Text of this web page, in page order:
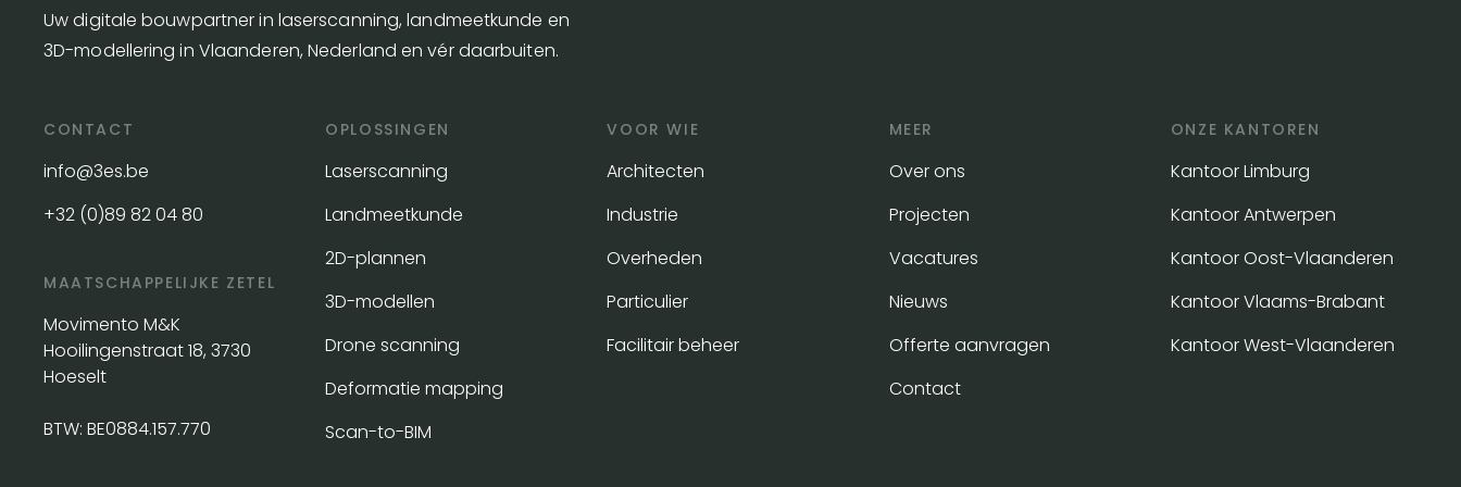
Uw digitale bouwpartner in laserscanning, landmeetkunde en
3D-modellering in Vlaanderen, Nederland en vér daarbuiten.
CONTACT
info@3es.be
+32 (0)89 82 04 80
MAATSCHAPPELIJKE ZETEL
Movimento M&K
Hooilingenstraat 18, 3730
Hoeselt
BTW: BE0884.157.770
OPLOSSINGEN
Laserscanning
Landmeetkunde
2D-plannen
3D-modellen
Drone scanning
Deformatie mapping
Scan-to-BIM
VOOR WIE
Architecten
Industrie
Overheden
Particulier
Facilitair beheer
MEER
Over ons
Projecten
Vacatures
Nieuws
Offerte aanvragen
Contact
ONZE KANTOREN
Kantoor Limburg
Kantoor Antwerpen
Kantoor Oost-Vlaanderen
Kantoor Vlaams-Brabant
Kantoor West-Vlaanderen